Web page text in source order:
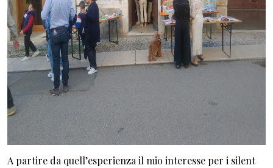
A partire da quell’esperienza il mio interesse per i silent